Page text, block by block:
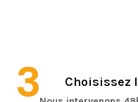
Choisissez
3